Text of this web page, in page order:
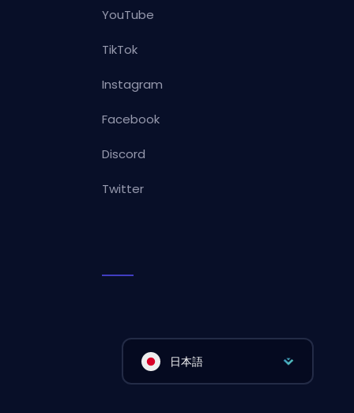
YouTube
TikTok
Instagram
Facebook
Discord
Twitter
日本語